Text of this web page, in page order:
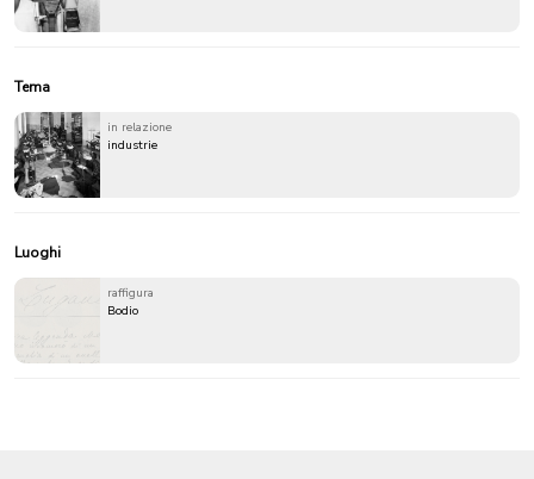
Tema
in relazione
industrie
Luoghi
raffigura
Bodio